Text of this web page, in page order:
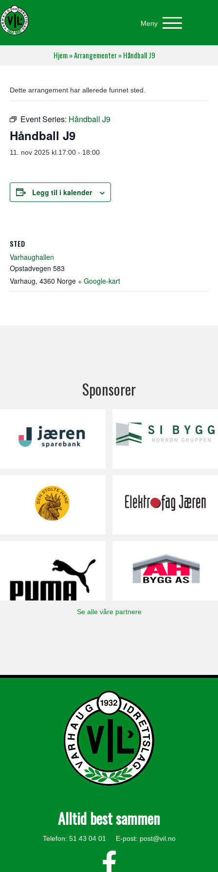
Meny
Hjem»Arrangementer»Håndball J9
Dette arrangement har allerede funnet sted.
Event Series: Håndball J9
Håndball J9
11. nov 2025 kl.17:00 - 18:00
Legg til i kalender
STED
Varhaughallen
Opstadvegen 583
Varhaug, 4360 Norge + Google-kart
Sponsorer
Se alle våre partnere
Alltid best sammen
Telefon: 51 43 04 01 E-post: post@vil.no